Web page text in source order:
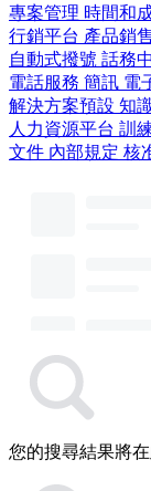
專案管理 時間和
行銷平台 產品銷
自動式撥號 話務
電話服務 簡訊 電
解決方案預設 知
人力資源平台 訓
文件 內部規定 核
您的搜尋結果將